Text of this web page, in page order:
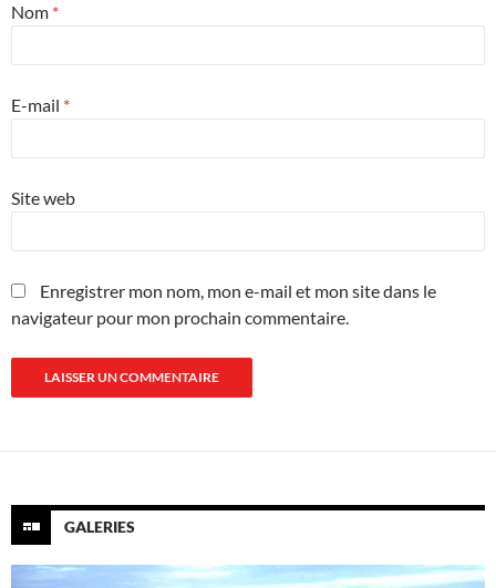
Nom *
E-mail *
Site web
Enregistrer mon nom, mon e-mail et mon site dans le
navigateur pour mon prochain commentaire.
GALERIES